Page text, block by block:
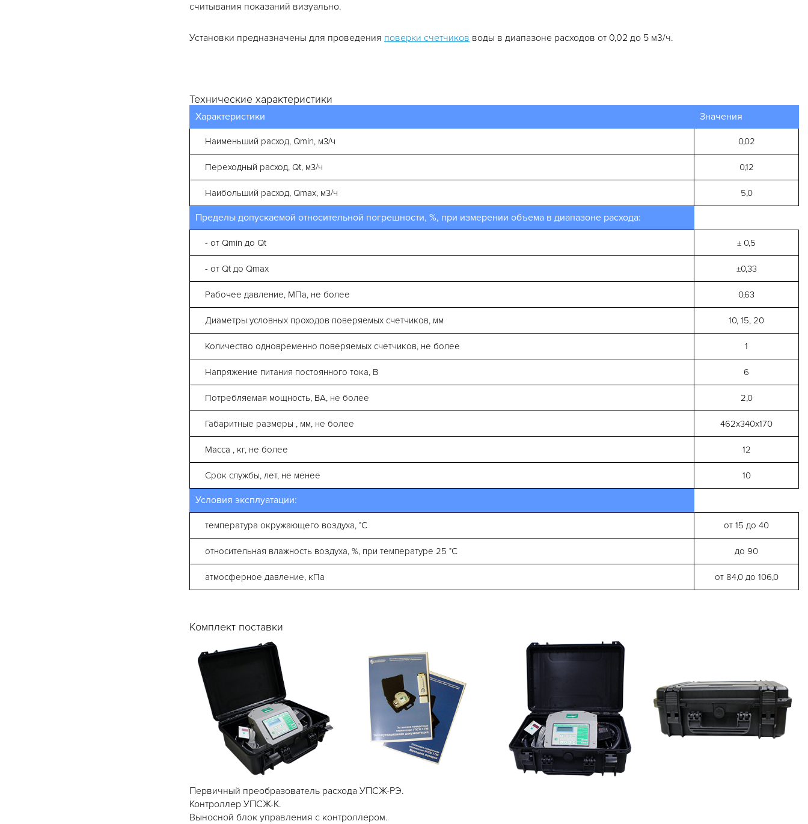
считывания показаний визуально.
Установки предназначены для проведения поверки счетчиков воды в диапазоне расходов от 0,02 до 5 м3/ч.
Технические характеристики
Характеристики Значения
Наименьший расход, Qmin, м3/ч 0,02
Переходный расход, Qt, м3/ч 0,12
Наибольший расход, Qmax, м3/ч 5,0
Пределы допускаемой относительной погрешности, %, при измерении объема в диапазоне расхода:
- от Qmin до Qt ± 0,5
- от Qt до Qmax ±0,33
Рабочее давление, МПа, не более 0,63
Диаметры условных проходов поверяемых счетчиков, мм 10, 15, 20
Количество одновременно поверяемых счетчиков, не более 1
Напряжение питания постоянного тока, В 6
Потребляемая мощность, ВА, не более 2,0
Габаритные размеры , мм, не более 462х340х170
Масса , кг, не более 12
Срок службы, лет, не менее 10
Условия эксплуатации:
температура окружающего воздуха, °С от 15 до 40
относительная влажность воздуха, %, при температуре 25 °С до 90
атмосферное давление, кПа от 84,0 до 106,0
Комплект поставки
Первичный преобразователь расхода УПСЖ-РЭ.
Контроллер УПСЖ-К.
Выносной блок управления с контроллером.